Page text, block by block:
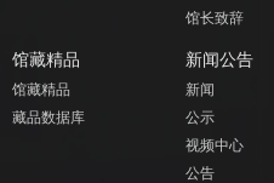
馆长致辞
馆藏精品
馆藏精品
藏品数据库
新闻公告
新闻
公示
视频中心
公告